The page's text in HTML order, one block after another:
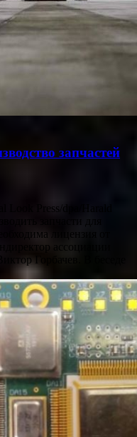
запчастей
Look Press/dpa/Harald
лицензия от
ассоциации
Горбачев. В беседе